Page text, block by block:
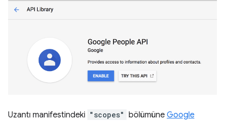
Uzantı manifestindeki "scopes" bölümüne Google